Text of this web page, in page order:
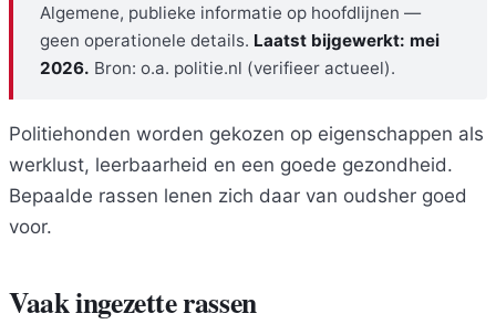
Algemene, publieke informatie op hoofdlijnen —
geen operationele details. Laatst bijgewerkt: mei
2026. Bron: o.a. politie.nl (verifieer actueel).
Politiehonden worden gekozen op eigenschappen als
werklust, leerbaarheid en een goede gezondheid.
Bepaalde rassen lenen zich daar van oudsher goed
voor.
Vaak ingezette rassen